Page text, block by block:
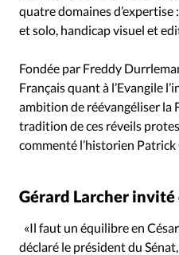
quatre domaines d’expertise
et solo, handicap visuel et
Fondée par Freddy
Français quant à l’Evangile
ambition de réévangéliser la
tradition de ces réveils
commenté l’historien Patrick
Gérard Larcher invité
«Il faut un équilibre en
déclaré le président du